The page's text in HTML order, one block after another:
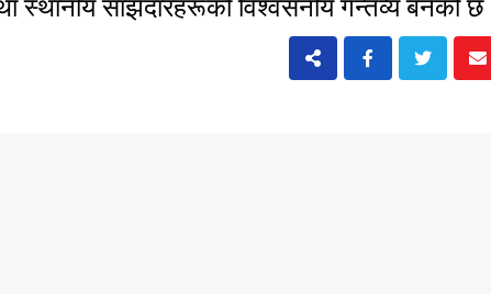
स्थानीय साझेदारहरूको विश्वसनीय गन्तव्य बनेको